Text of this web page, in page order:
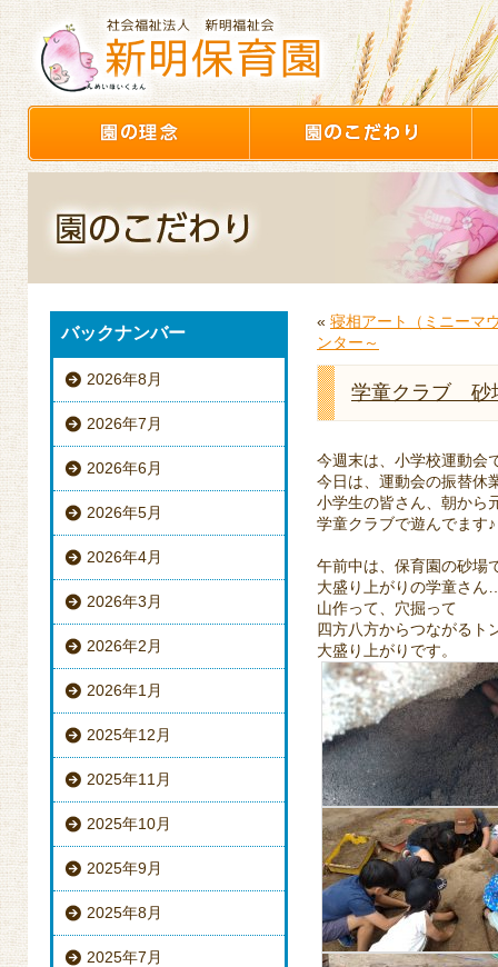
バックナンバー
2026年8月
2026年7月
2026年6月
2026年5月
2026年4月
2026年3月
2026年2月
2026年1月
2025年12月
2025年11月
2025年10月
2025年9月
2025年8月
2025年7月
« 寝相アート（ミニーマ
ンター～
学童クラブ 砂
今週末は、小学校運動会
今日は、運動会の振替休
小学生の皆さん、朝から
学童クラブで遊んでます♪
午前中は、保育園の砂場
大盛り上がりの学童さん
山作って、穴掘って
四方八方からつながるト
大盛り上がりです。